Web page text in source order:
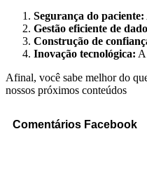
Segurança do paciente:
Gestão eficiente de
Construção de
Inovação tecnológica: A
Afinal, você sabe melhor do
nossos próximos conteúdos
Comentários Facebook